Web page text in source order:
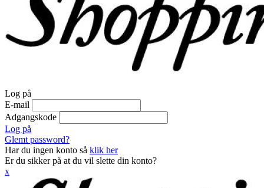
Log på
E-mail
Adgangskode
Log på
Glemt password?
Har du ingen konto så klik her
Er du sikker på at du vil slette din konto?
x